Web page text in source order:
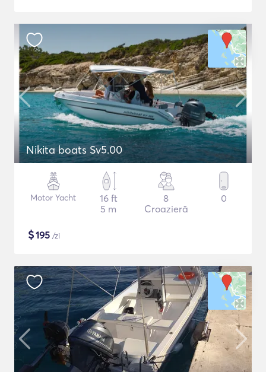
Nikita boats Sv5.00
Motor Yacht
16 ft
5 m
8
Croazieră
0
$195 /zi